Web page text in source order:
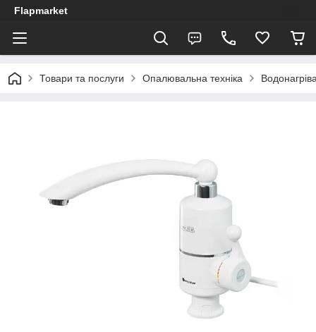
Flapmarket
Товари та послуги Опалювальна техніка